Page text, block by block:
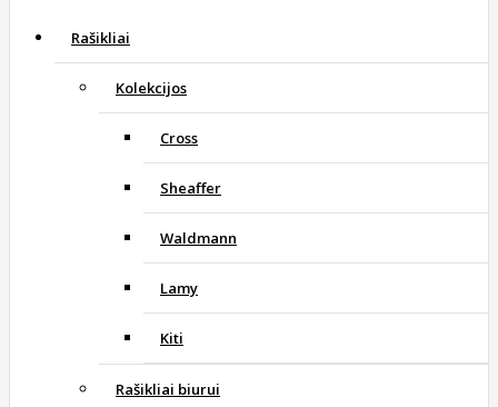
Rašikliai
Kolekcijos
Cross
Sheaffer
Waldmann
Lamy
Kiti
Rašikliai biurui